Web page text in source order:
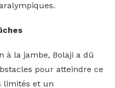
à la jambe, Bolaji a dû
pour atteindre ce
limités et un